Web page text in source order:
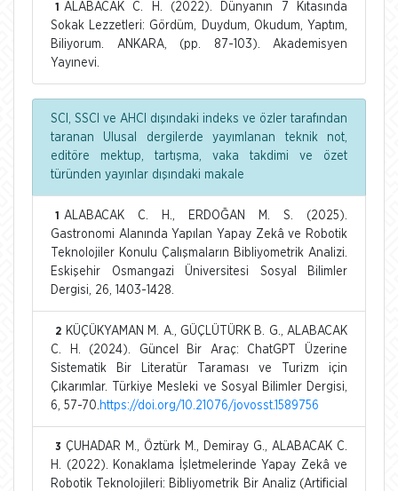
1
ALABACAK C. H. (2022). Dünyanın 7 Kıtasında
Sokak Lezzetleri: Gördüm, Duydum, Okudum, Yaptım,
Biliyorum. ANKARA, (pp. 87-103). Akademisyen
Yayınevi.
SCI, SSCI ve AHCI dışındaki indeks ve özler tarafından
taranan Ulusal dergilerde yayımlanan teknik not,
editöre mektup, tartışma, vaka takdimi ve özet
türünden yayınlar dışındaki makale
1
ALABACAK C. H., ERDOĞAN M. S. (2025).
Gastronomi Alanında Yapılan Yapay Zekâ ve Robotik
Teknolojiler Konulu Çalışmaların Bibliyometrik Analizi.
Eskişehir Osmangazi Üniversitesi Sosyal Bilimler
Dergisi, 26, 1403-1428.
2 KÜÇÜKYAMAN M. A., GÜÇLÜTÜRK B. G., ALABACAK
C. H. (2024). Güncel Bir Araç: ChatGPT Üzerine
Sistematik Bir Literatür Taraması ve Turizm için
Çıkarımlar. Türkiye Mesleki ve Sosyal Bilimler Dergisi,
6, 57-70. https://doi.org/10.21076/jovosst.1589756
3 ÇUHADAR M., Öztürk M., Demiray G., ALABACAK C.
H. (2022). Konaklama İşletmelerinde Yapay Zekâ ve
Robotik Teknolojileri: Bibliyometrik Bir Analiz (Artificial